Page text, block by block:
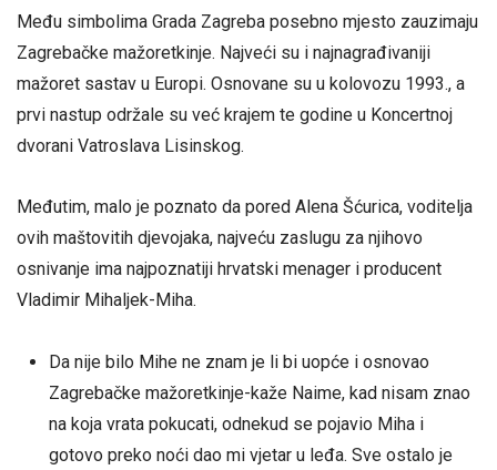
Među simbolima Grada Zagreba posebno mjesto zauzimaju
Zagrebačke mažoretkinje. Najveći su i najnagrađivaniji
mažoret sastav u Europi. Osnovane su u kolovozu 1993., a
prvi nastup održale su već krajem te godine u Koncertnoj
dvorani Vatroslava Lisinskog.
Međutim, malo je poznato da pored Alena Šćurica, voditelja
ovih maštovitih djevojaka, najveću zaslugu za njihovo
osnivanje ima najpoznatiji hrvatski menager i producent
Vladimir Mihaljek-Miha.
Da nije bilo Mihe ne znam je li bi uopće i osnovao
Zagrebačke mažoretkinje-kaže Naime, kad nisam znao
na koja vrata pokucati, odnekud se pojavio Miha i
gotovo preko noći dao mi vjetar u leđa. Sve ostalo je